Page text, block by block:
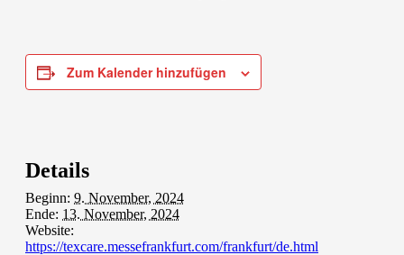
Zum Kalender hinzufügen
Details
Beginn: 9. November, 2024
Ende: 13. November, 2024
Website:
https://texcare.messefrankfurt.com/frankfurt/de.html